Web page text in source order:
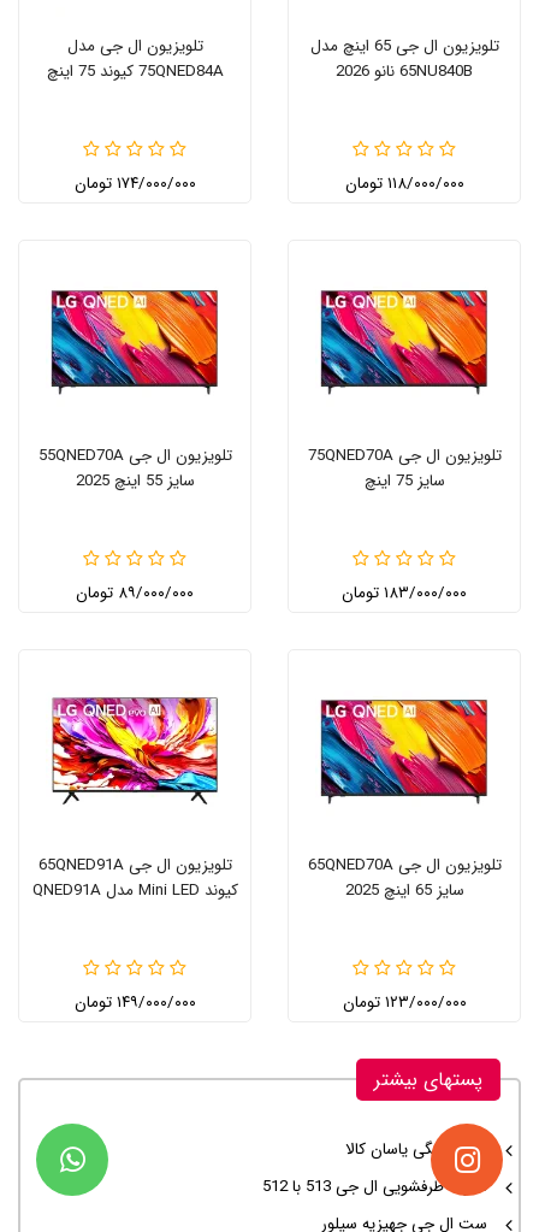
تلویزیون ال جی 65 اینچ مدل
65NU840B نانو 2026
۱۱۸/۰۰۰/۰۰۰ تومان
تلویزیون ال جی مدل
75QNED84A کیوند 75 اینچ
۱۷۴/۰۰۰/۰۰۰ تومان
تلویزیون ال جی 75QNED70A
سایز 75 اینچ
۱۸۳/۰۰۰/۰۰۰ تومان
تلویزیون ال جی 55QNED70A
سایز 55 اینچ 2025
۸۹/۰۰۰/۰۰۰ تومان
تلویزیون ال جی 65QNED70A
سایز 65 اینچ 2025
۱۲۳/۰۰۰/۰۰۰ تومان
تلویزیون ال جی 65QNED91A
کیوند Mini LED مدل QNED91A
۱۴۹/۰۰۰/۰۰۰ تومان
پستهای بیشتر
لوازم خانگی یاسان کالا
تفاوت ظرفشویی ال جی 513 با 512
ست ال جی جهیزیه سیلور